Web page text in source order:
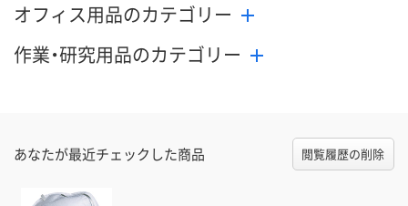
オフィス用品のカテゴリー
作業・研究用品のカテゴリー
あなたが最近チェックした商品 閲覧履歴の削除